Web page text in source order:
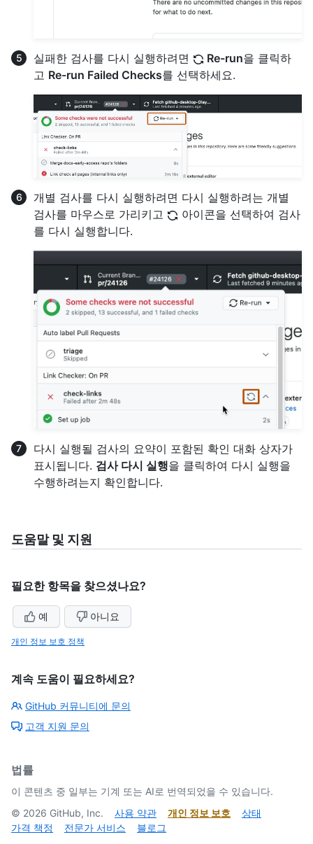
실패한 검사를 다시 실행하려면 Re-run을 클릭하
고 Re-run Failed Checks를 선택하세요.
개별 검사를 다시 실행하려면 다시 실행하려는 개별
검사를 마우스로 가리키고
아이콘을 선택하여 검사
를 다시 실행합니다.
다시 실행될 검사의 요약이 포함된 확인 대화 상자가
표시됩니다. 검사 다시 실행을 클릭하여 다시 실행을
수행하려는지 확인합니다.
도움말 및 지원
필요한 항목을 찾으셨나요?
예 아니요
개인 정보 보호 정책
계속 도움이 필요하세요?
GitHub 커뮤니티에 문의
고객 지원 문의
법률
이 콘텐츠 중 일부는 기계 또는 AI로 번역되었을 수 있습니다.
© 2026 GitHub, Inc. 사용 약관 개인 정보 보호
상태
가격 책정
전문가 서비스 블로그